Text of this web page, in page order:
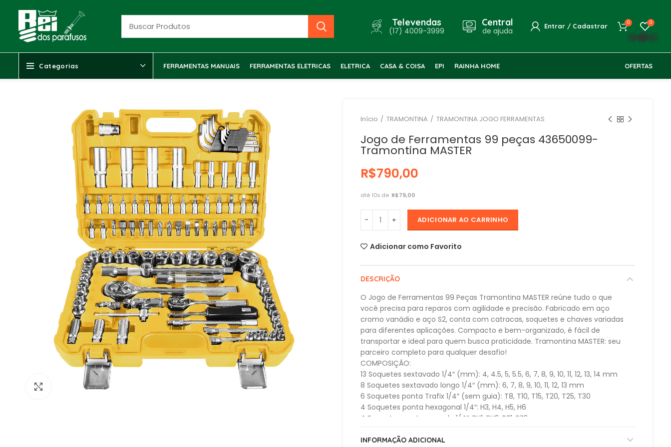
Televendas
(17) 4009-3999
Central
de ajuda Entrar / Cadastrar 0 0
Categorias FERRAMENTAS MANUAIS FERRAMENTAS ELETRICAS ELETRICA CASA & COISA EPI RAINHA HOME OFERTAS
Clique para ampliar
Início TRAMONTINA TRAMONTINA JOGO FERRAMENTAS
Jogo de Ferramentas 99 peças 43650099-
Tramontina MASTER
R$
R$
ADICIONAR AO CARRINHO
Adicionar como Favorito
DESCRIÇÃO
O Jogo de Ferramentas 99 Peças Tramontina MASTER reúne tudo o que
você precisa para reparos com agilidade e precisão. Fabricado em aço
cromo vanádio e aço S2, conta com catracas, soquetes e chaves variadas
para diferentes aplicações. Compacto e bem-organizado, é fácil de
transportar e ideal para quem busca praticidade. Tramontina MASTER: seu
parceiro completo para qualquer desafio!
COMPOSIÇÃO:
13 Soquetes sextavado 1/4″ (mm): 4, 4.5, 5, 5.5, 6, 7, 8, 9, 10, 11, 12, 13, 14 mm
8 Soquetes sextavado longo 1/4″ (mm): 6, 7, 8, 9, 10, 11, 12, 13 mm
6 Soquetes ponta Trafix 1/4″ (sem guia): T8, T10, T15, T20, T25, T30
4 Soquetes ponta hexagonal 1/4″: H3, H4, H5, H6
4 Soquetes ponta cruzada 1/4″: PH1, PH2; PZ1, PZ2
1 Adaptador 1/4″
INFORMAÇÃO ADICIONAL
whatsapp